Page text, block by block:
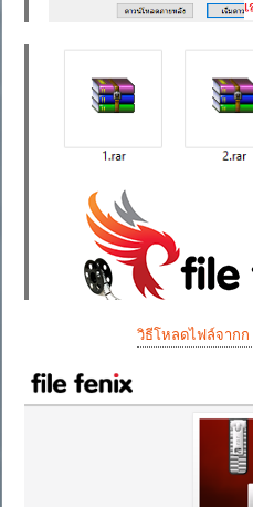
วิธีโหลดไฟล์จาก